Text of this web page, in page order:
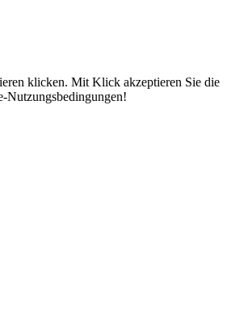
klicken. Mit Klick akzeptieren Sie die
Nutzungsbedingungen!